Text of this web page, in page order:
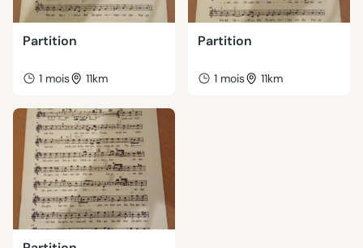
Partition
1 mois 11km
Partition
1 mois 11km